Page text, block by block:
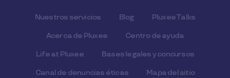
Nuestros servicios Blog Pluxee Talks
Acerca de Pluxee Centro de ayuda
Life at Pluxee Bases legales y concursos
Canal de denuncias éticas Mapa del sitio